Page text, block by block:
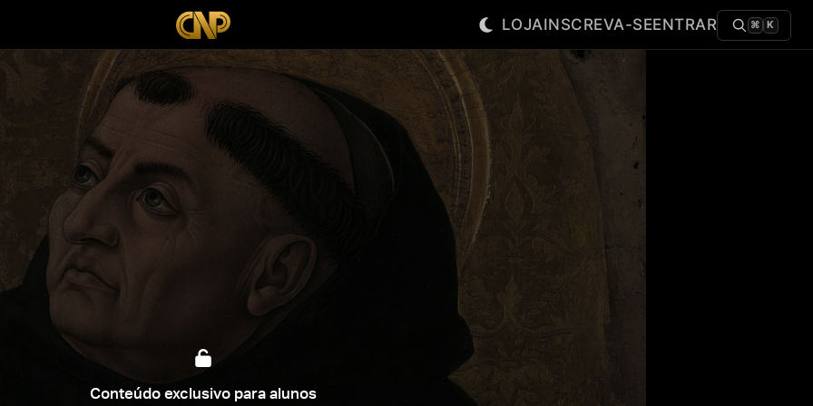
LOJAINSCREVA-SEENTRAR ⌘ K
Conteúdo exclusivo para alunos